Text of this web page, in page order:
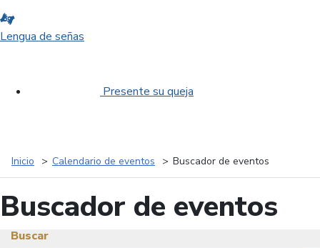
Lengua de señas
Presente su queja
Inicio Calendario de eventos Buscador de eventos
Buscador de eventos
Buscar